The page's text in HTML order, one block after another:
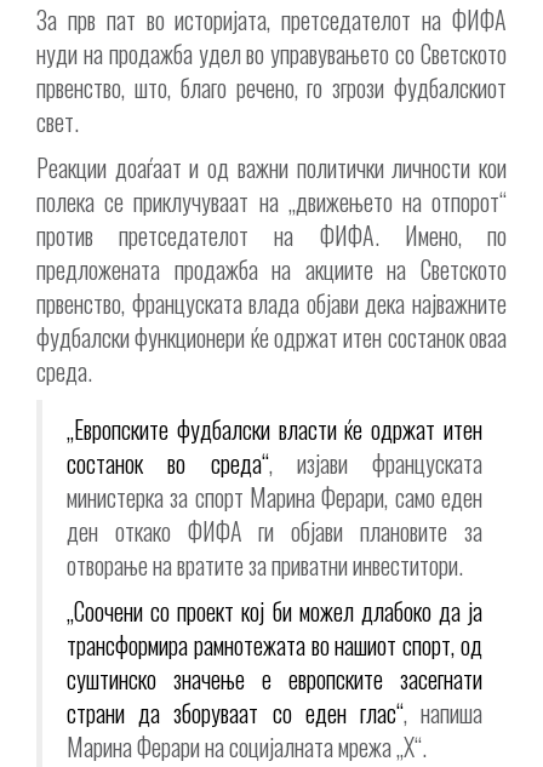
За прв пат во историјата, претседателот на ФИФА
нуди на продажба удел во управувањето со Светското
првенство, што, благо речено, го згрози фудбалскиот
свет.
Реакции доаѓаат и од важни политички личности кои
полека се приклучуваат на „движењето на отпорот“
против претседателот на ФИФА. Имено, по
предложената продажба на акциите на Светското
првенство, француската влада објави дека најважните
фудбалски функционери ќе одржат итен состанок оваа
среда.
„Европските фудбалски власти ќе одржат итен
состанок во среда“, изјави француската
министерка за спорт Марина Ферари, само еден
ден откако ФИФА ги објави плановите за
отворање на вратите за приватни инвеститори.
„Соочени со проект кој би можел длабоко да ја
трансформира рамнотежата во нашиот спорт, од
суштинско значење е европските засегнати
страни да зборуваат со еден глас“, напиша
Марина Ферари на социјалната мрежа „X“.